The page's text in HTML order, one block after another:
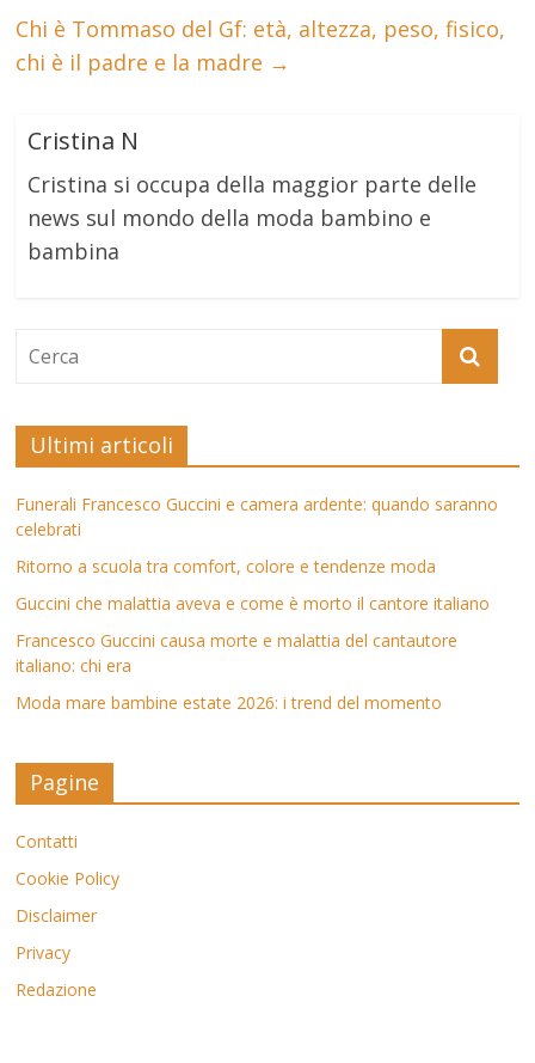
Chi è Tommaso del Gf: età, altezza, peso, fisico,
chi è il padre e la madre →
Cristina N
Cristina si occupa della maggior parte delle
news sul mondo della moda bambino e
bambina
Ultimi articoli
Funerali Francesco Guccini e camera ardente: quando saranno
celebrati
Ritorno a scuola tra comfort, colore e tendenze moda
Guccini che malattia aveva e come è morto il cantore italiano
Francesco Guccini causa morte e malattia del cantautore
italiano: chi era
Moda mare bambine estate 2026: i trend del momento
Pagine
Contatti
Cookie Policy
Disclaimer
Privacy
Redazione